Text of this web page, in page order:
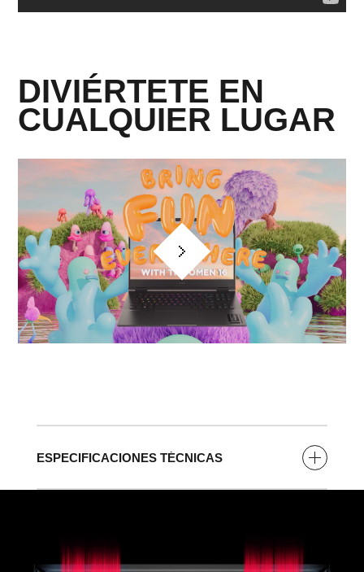
DIVIÉRTETE EN
CUALQUIER LUGAR
ESPECIFICACIONES TÉCNICAS
Intel® Core™ i7-13700HX (hasta 5,4 GHz con
tecnología Intel® Turbo Boost, 36 MB de caché